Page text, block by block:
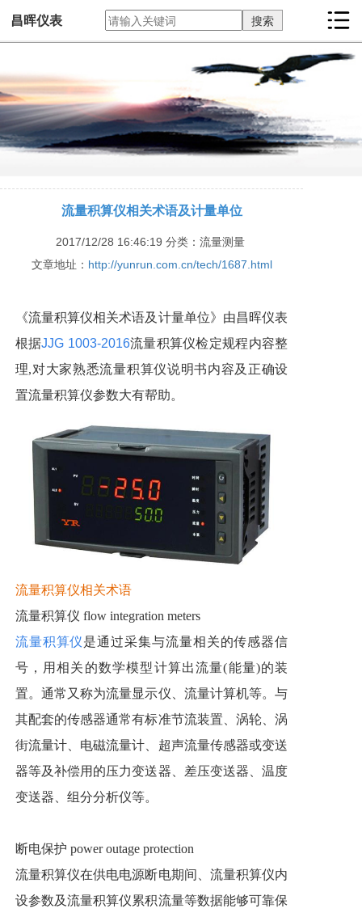
昌晖仪表
流量积算仪相关术语及计量单位
2017/12/28 16:46:19 分类：流量测量
文章地址： http://yunrun.com.cn/tech/1687.html
《流量积算仪相关术语及计量单位》由昌晖仪表
根据JJG 1003-2016流量积算仪检定规程内容整
理,对大家熟悉流量积算仪说明书内容及正确设
置流量积算仪参数大有帮助。
流量积算仪相关术语
流量积算仪 flow integration meters
流量积算仪是通过采集与流量相关的传感器信
号，用相关的数学模型计算出流量(能量)的装
置。通常又称为流量显示仪、流量计算机等。与
其配套的传感器通常有标准节流装置、涡轮、涡
街流量计、电磁流量计、超声流量传感器或变送
器等及补偿用的压力变送器、差压变送器、温度
变送器、组分分析仪等。
断电保护 power outage protection
流量积算仪在供电电源断电期间、流量积算仪内
设参数及流量积算仪累积流量等数据能够可靠保